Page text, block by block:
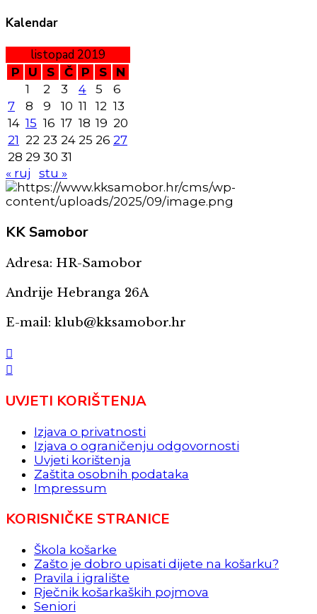
Kalendar
listopad 2019
P U S Č P S
N
1
2 3 4 5
6
7
8 9 10 11 12 13
14 15 16 17 18 19 20
21 22 23 24 25 26 27
28 29 30 31
« ruj
stu »
KKSamobor
Adresa: HR-Samobor
Andrije Hebranga 26A
E-mail: klub@kksamobor.hr
UVJETI KORIŠTENJA
Izjava o privatnosti
Izjava o ograničenju odgovornosti
Uvjeti korištenja
Zaštita osobnih podataka
Impressum
KORISNIČKE STRANICE
Škola košarke
Zašto je dobro upisati dijete na košarku?
Pravila i igralište
Rječnik košarkaških pojmova
Seniori